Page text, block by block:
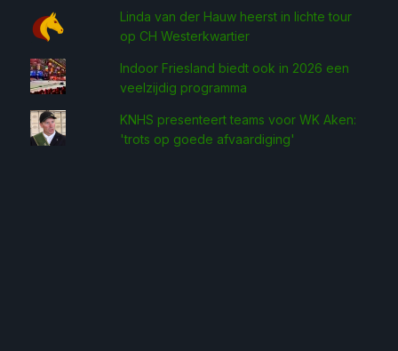
Linda van der Hauw heerst in lichte tour
op CH Westerkwartier
Indoor Friesland biedt ook in 2026 een
veelzijdig programma
KNHS presenteert teams voor WK Aken:
'trots op goede afvaardiging'